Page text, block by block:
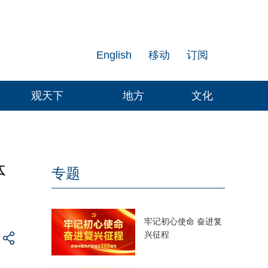
订阅
移动
English
观天下 地方 文化
专题
牢记初心使命 奋进复
兴征程